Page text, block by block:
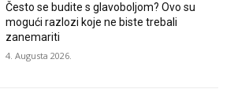
Često se budite s glavoboljom? Ovo su
mogući razlozi koje ne biste trebali
zanemariti
4. Augusta 2026.